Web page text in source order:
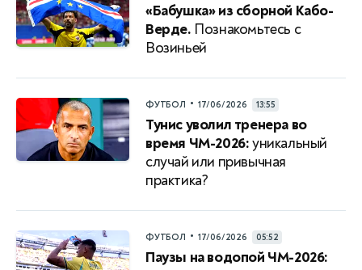
«Бабушка» из сборной Кабо-
Верде. Познакомьтесь с
Возиньей
ФУТБОЛ • 17/06/2026 13:55
Тунис уволил тренера во
время ЧМ-2026:уникальный
случай или привычная
практика?
ФУТБОЛ • 17/06/2026 05:52
Паузы на водопой ЧМ-2026: